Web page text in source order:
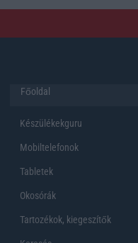
Főoldal
Készülékekguru
Mobiltelefonok
Tabletek
Okosórák
Tartozékok, kiegeszítők